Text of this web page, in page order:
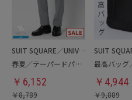
SUIT SQUARE／UNIVERSAL LANGUAGE
春夏／テーパードパンツ
￥ 6,152
￥8,789
￥ 4,944
￥9,889